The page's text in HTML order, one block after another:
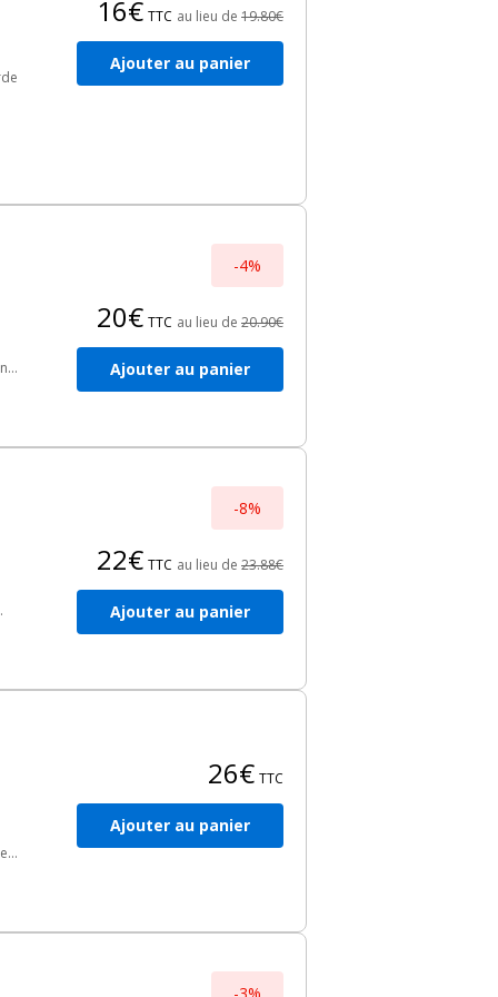
16€ TTC au lieu de 19.80€
Ajouter au panier
-4%
20€ TTC au lieu de 20.90€
Ajouter au panier
-8%
22€ TTC au lieu de 23.88€
Ajouter au panier
26€ TTC
Ajouter au panier
-3%